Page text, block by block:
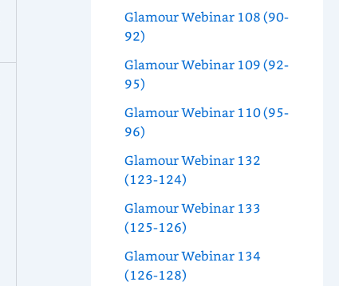
Glamour Webinar 108 (90-
92)
Glamour Webinar 109 (92-
95)
Glamour Webinar 110 (95-
96)
Glamour Webinar 132
(123-124)
Glamour Webinar 133
(125-126)
Glamour Webinar 134
(126-128)